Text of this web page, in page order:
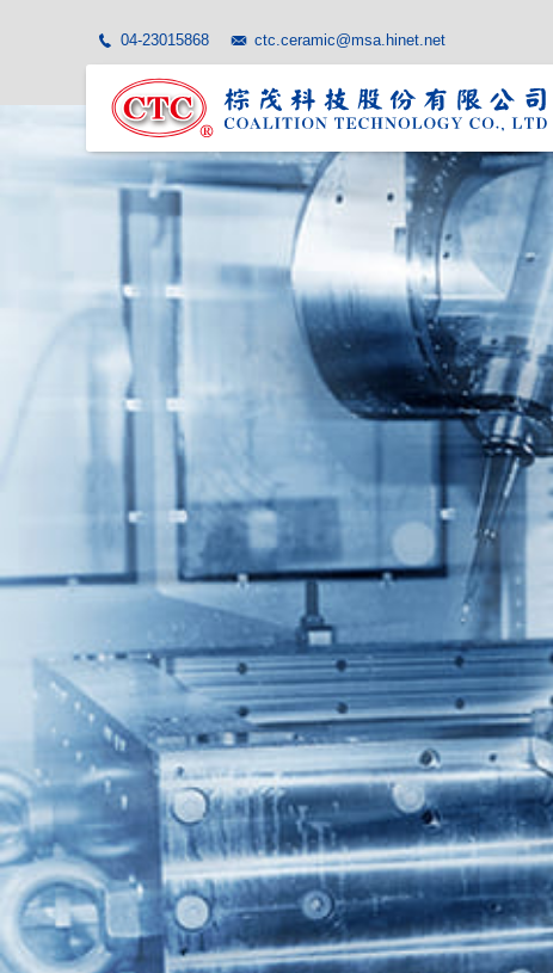
04-23015868 ctc.ceramic@msa.hinet.net